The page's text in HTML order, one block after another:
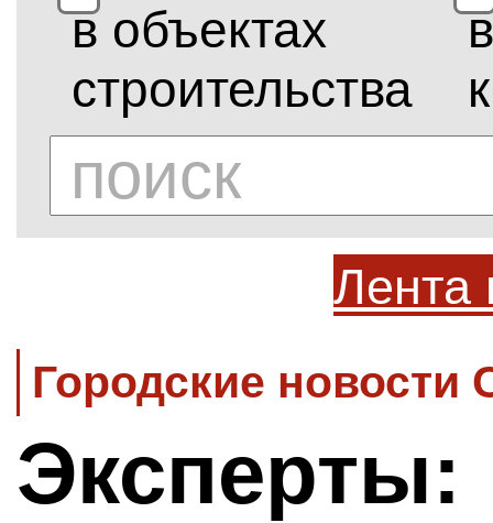
в объектах
строительства
в
Лента
Городские новости
Эксперты: